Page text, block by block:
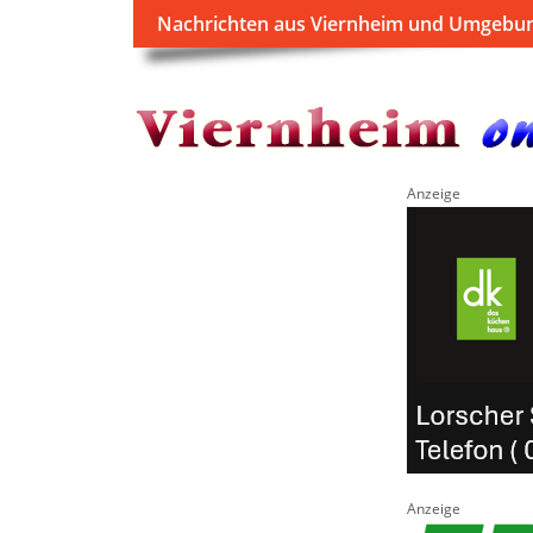
Nachrichten aus Viernheim und
Anzeige
Anzeige